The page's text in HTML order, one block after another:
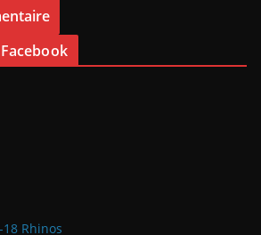
Rhinos